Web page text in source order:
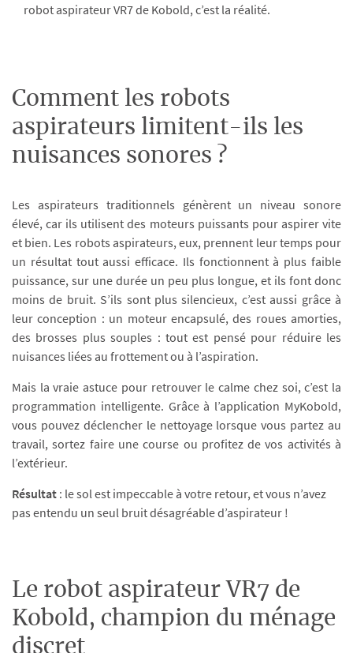
robot aspirateur VR7 de Kobold, c’est la réalité.
Comment les robots
aspirateurs limitent-ils les
nuisances sonores ?
Les aspirateurs traditionnels génèrent un niveau sonore
élevé, car ils utilisent des moteurs puissants pour aspirer vite
et bien. Les robots aspirateurs, eux, prennent leur temps pour
un résultat tout aussi efficace. Ils fonctionnent à plus faible
puissance, sur une durée un peu plus longue, et ils font donc
moins de bruit. S’ils sont plus silencieux, c’est aussi grâce à
leur conception : un moteur encapsulé, des roues amorties,
des brosses plus souples : tout est pensé pour réduire les
nuisances liées au frottement ou à l’aspiration.
Mais la vraie astuce pour retrouver le calme chez soi, c’est la
programmation intelligente. Grâce à l’application MyKobold,
vous pouvez déclencher le nettoyage lorsque vous partez au
travail, sortez faire une course ou profitez de vos activités à
l’extérieur.
Résultat : le sol est impeccable à votre retour, et vous n’avez
pas entendu un seul bruit désagréable d’aspirateur !
Le robot aspirateur VR7 de
Kobold, champion du ménage
discret